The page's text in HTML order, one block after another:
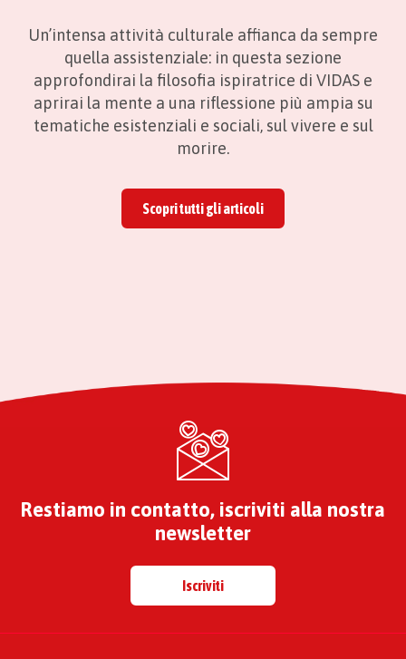
Un’intensa attività culturale affianca da sempre
quella assistenziale: in questa sezione
approfondirai la filosofia ispiratrice di VIDAS e
aprirai la mente a una riflessione più ampia su
tematiche esistenziali e sociali, sul vivere e sul
morire.
Scopri tutti gli articoli
Restiamo in contatto, iscriviti alla nostra
newsletter
Iscriviti